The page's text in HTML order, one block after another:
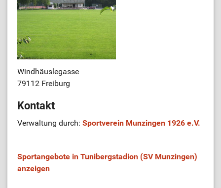
Windhäuslegasse
79112 Freiburg
Kontakt
Verwaltung durch: Sportverein Munzingen 1926 e.V.
Sportangebote in Tunibergstadion (SV Munzingen)
anzeigen